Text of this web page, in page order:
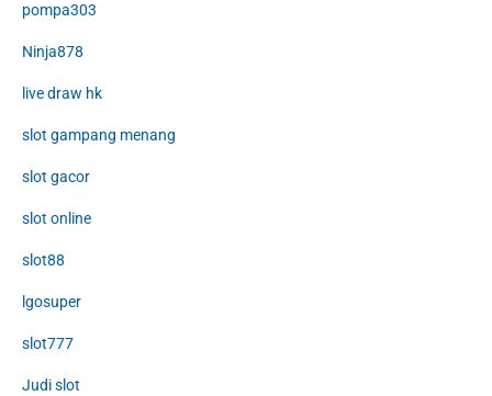
pompa303
Ninja878
live draw hk
slot gampang menang
slot gacor
slot online
slot88
lgosuper
slot777
Judi slot